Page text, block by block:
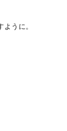
うに。